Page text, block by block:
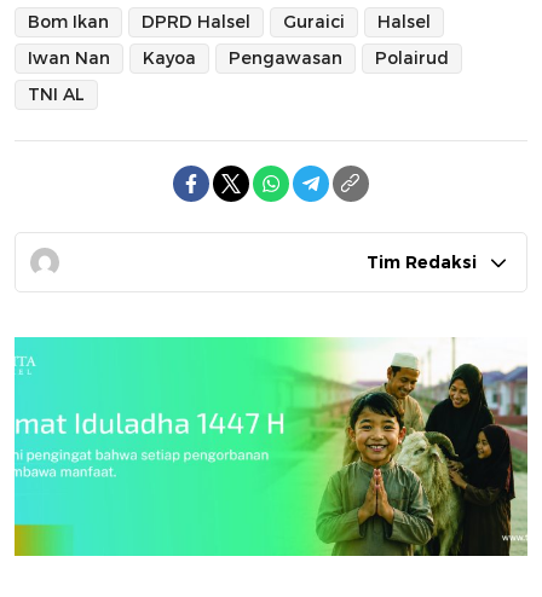
Bom Ikan DPRD Halsel Guraici
Halsel
Iwan Nan
Kayoa Pengawasan
Polairud
TNI AL
Tim Redaksi